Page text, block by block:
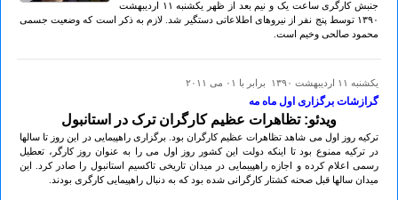
جنبش کارگری ساعت یک و نیم بعد از ظهر يكشنبه ۱۱ ارديبهشت
۱۳۹٠ توسط پنج نفر از نیروهای اطلاعاتی دستگیر شد. لازم به ذکر است که وضعیت جسمی
محمود صالحی وخیم است.
يكشنبه ۱۱ ارديبهشت ۱۳۹۰ برابر با ۰۱ می ۲۰۱۱
گرازشات برگزاری اول ماه مه
ویدئو: تظاهرات عظیم کارگران ترک در استانبول
ترکیه روز اول می شاهد تظاهرات عظیم کارگران بود. برگزاری راهپیمایی در این روز تا سالها
در ترکیه ممنوع بود تا اینکه دولت این کشور روز اول می را به عنوان روز کارگر، تعطیل
رسمی اعلام کرده و اجازه راهپیبمایی در میدان تاریخی تاکسیم استانبول را صادر کرد. این
میدان سالها قبل صحنه کشتار کارگرانی شده بود که به دنبال راهپیمایی کارگری بودند.